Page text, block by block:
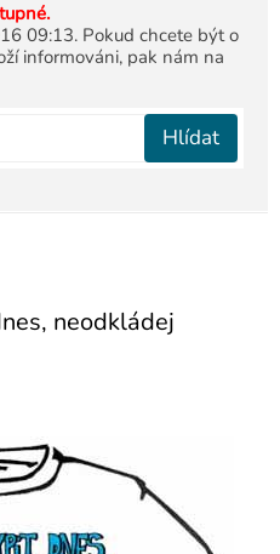
09:13. Pokud chcete být o
informováni, pak nám na
Hlídat
neodkládej